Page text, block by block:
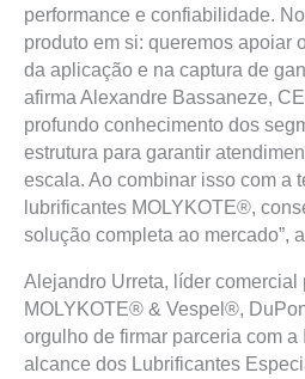
performance e confiabilidade.
produto em si: queremos apoiar
da aplicação e na captura de
afirma Alexandre Bassaneze,
profundo conhecimento dos
estrutura para garantir
escala. Ao combinar isso com a
lubrificantes MOLYKOTE®,
solução completa ao mercado”,
Alejandro Urreta, líder comercial
MOLYKOTE® & Vespel®,
orgulho de firmar parceria com
alcance dos Lubrificantes